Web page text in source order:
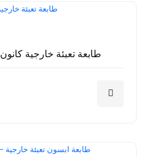
Canon PIXMA G2470 - طابعة تعبئة خارجية كانون